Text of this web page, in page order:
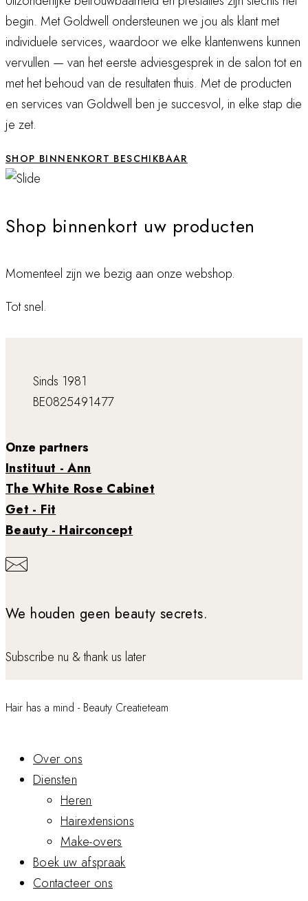
begin. Met Goldwell ondersteunen we jou als klant met
individuele services, waardoor we elke klantenwens kunnen
vervullen — van het eerste adviesgesprek in de salon tot en
met het behoud van de resultaten thuis. Met de producten
en services van Goldwell ben je succesvol, in elke stap die
je zet.
SHOP BINNENKORT BESCHIKBAAR
Shop binnenkort uw producten
Momenteel zijn we bezig aan onze webshop.
Tot snel.
Sinds 1981
BE0825491477
Onze partners
Instituut - Ann
The White Rose Cabinet
Get - Fit
Beauty - Hairconcept
We houden geen beauty secrets.
Subscribe nu & thank us later
Hair has a mind - Beauty Creatieteam
Over ons
Diensten
Heren
Hairextensions
Make-overs
Boek uw afspraak
Contacteer ons